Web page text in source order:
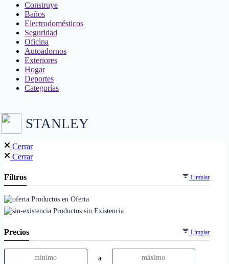
Construye
Baños
Electrodomésticos
Seguridad
Oficina
Autoadornos
Exteriores
Hogar
Deportes
Categorías
STANLEY
Cerrar
Cerrar
Filtros Limpiar
Productos en Oferta
Productos sin Existencia
Precios Limpiar
a